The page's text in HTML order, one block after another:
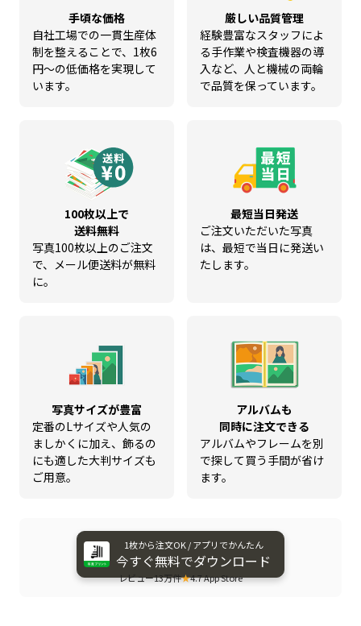
手頃な価格
自社工場での一貫生産体
制を整えることで、1枚6
円～の低価格を実現して
います。
厳しい品質管理
経験豊富なスタッフによ
る手作業や検査機器の導
入など、人と機械の両輪
で品質を保っています。
100枚以上で
送料無料
写真100枚以上のご注文
で、メール便送料が無料
に。
最短当日発送
ご注文いただいた写真
は、最短で当日に発送い
たします。
写真サイズが豊富
定番のLサイズや人気の
ましかくに加え、飾るの
にも適した大判サイズも
ご用意。
アルバムも
同時に注文できる
アルバムやフレームを別
で探して買う手間が省け
ます。
1枚から​注文OK / アプリで​かんたん
今すぐ​無料で​ダウンロード
レビュー13万件★4.7 App Store